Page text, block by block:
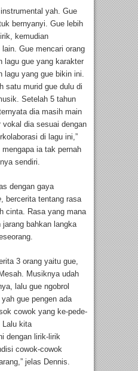
yah. Gue
bernyanyi. Gue lebih
kemudian
Gue mencari orang
lagu gue yang karakter
lagu yang gue bikin ini.
satu murid gue dulu di
Setelah 5 tahun
dia masih main
dia sesuai dengan
di lagu ini,”
ia tak pernah
sendiri.
dengan gaya
, bercerita tentang rasa
cinta. Rasa yang mana
bahkan langka
3 orang yaitu gue,
Musiknya udah
lalu gue ngobrol
gue pengen ada
cowok yang ke-pede-
Lalu kita
dengan lirik-lirik
cowok-cowok
jelas Dennis.